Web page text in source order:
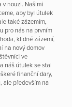
v nouzi. Našimi
aby byl útulek
také zázemím,
pro nás na prvním
klidné zázemí,
na nový domov
ve
náš útulek se stal
finanční dary,
ale především na